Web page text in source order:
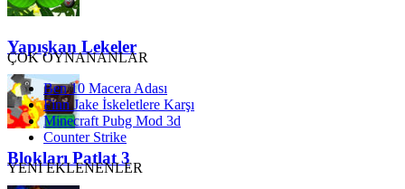
Yapışkan Lekeler
Blokları Patlat 3
ÇOK OYNANANLAR
Ben 10 Macera Adası
Finn Jake İskeletlere Karşı
Minecraft Pubg Mod 3d
Counter Strike
YENİ EKLENENLER